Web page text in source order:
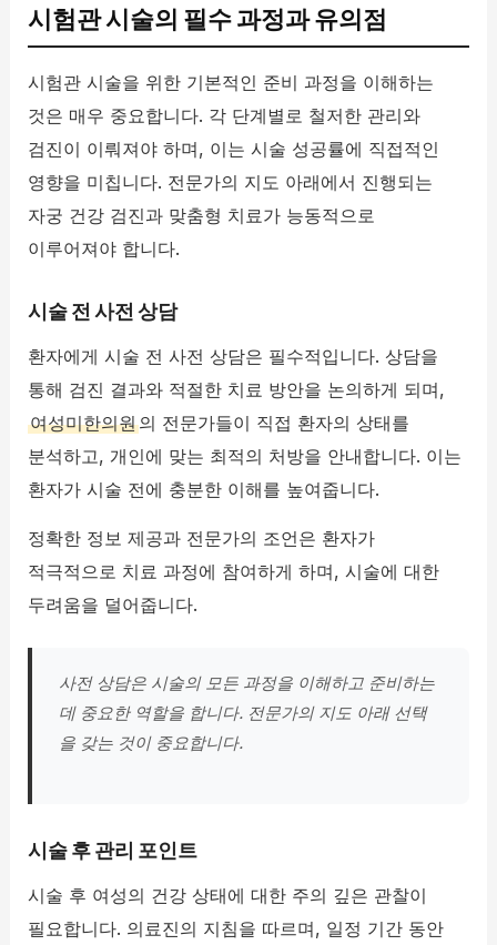
시험관 시술의 필수 과정과 유의점
시험관 시술을 위한 기본적인 준비 과정을 이해하는
것은 매우 중요합니다. 각 단계별로 철저한 관리와
검진이 이뤄져야 하며, 이는 시술 성공률에 직접적인
영향을 미칩니다. 전문가의 지도 아래에서 진행되는
자궁 건강 검진과 맞춤형 치료가 능동적으로
이루어져야 합니다.
시술 전 사전 상담
환자에게 시술 전 사전 상담은 필수적입니다. 상담을
통해 검진 결과와 적절한 치료 방안을 논의하게 되며,
여성미한의원의 전문가들이 직접 환자의 상태를
분석하고, 개인에 맞는 최적의 처방을 안내합니다. 이는
환자가 시술 전에 충분한 이해를 높여줍니다.
정확한 정보 제공과 전문가의 조언은 환자가
적극적으로 치료 과정에 참여하게 하며, 시술에 대한
두려움을 덜어줍니다.
사전 상담은 시술의 모든 과정을 이해하고 준비하는
데 중요한 역할을 합니다. 전문가의 지도 아래 선택
을 갖는 것이 중요합니다.
시술 후 관리 포인트
시술 후 여성의 건강 상태에 대한 주의 깊은 관찰이
필요합니다. 의료진의 지침을 따르며, 일정 기간 동안